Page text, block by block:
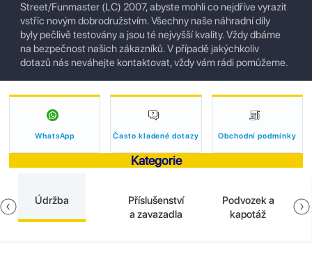
Street/Funmaster (LC) 2007, abyste mohli co nejdříve vyrazit
vstříc novým dobrodružstvím. Všechny naše náhradní díly
byly pečlivě testovány a jsou té nejvyšší kvality. Vždy dbáme
na bezpečnost našich zákazníků. V případě jakýchkoliv
dotazů nás neváhejte kontaktovat, vždy vám rádi pomůžeme.
WhatsApp Často kladené dotazy Obchodní podmínky
Kategorie
Údržba
Příslušenství
a zavazadla
Podvozek a
kapotáž